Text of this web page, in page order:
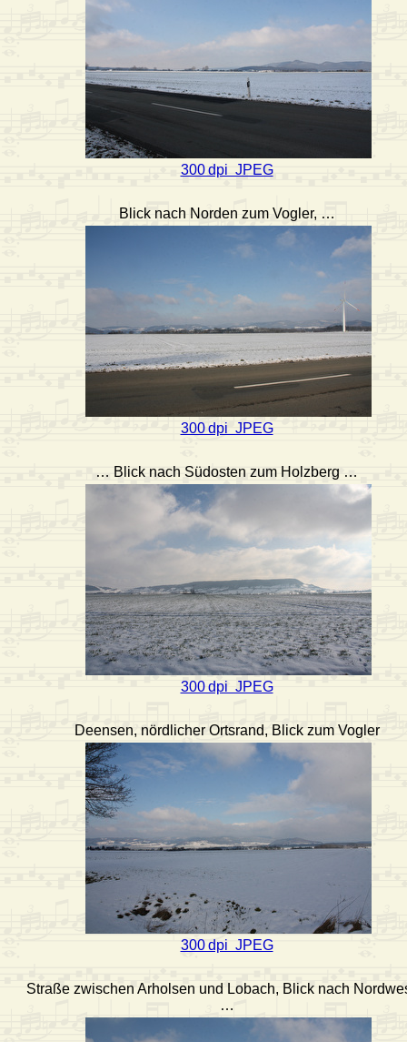
300 dpi JPEG
Blick nach Norden zum Vogler, …
300 dpi JPEG
… Blick nach Südosten zum Holzberg …
300 dpi JPEG
Deensen, nördlicher Ortsrand, Blick zum Vogler
300 dpi JPEG
Straße zwischen Arholsen und Lobach, Blick nach
…